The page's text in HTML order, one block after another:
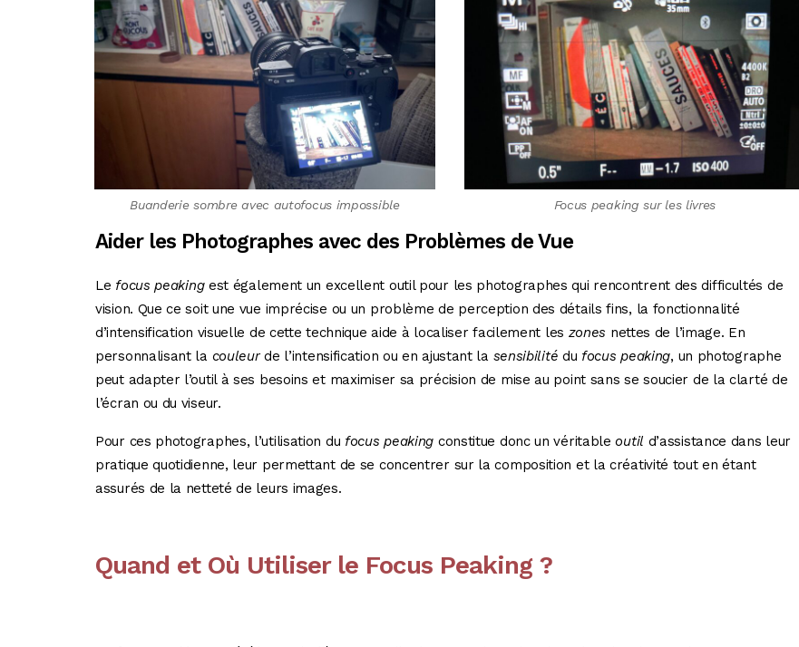
Buanderie sombre avec autofocus impossible Focus peaking sur les livres
Aider les Photographes avec des Problèmes de Vue
Le focus peakingest également un excellent outil pour les photographes qui rencontrent des difficultés de
vision. Que ce soit une vue imprécise ou un problème de perception des détails fins, la fonctionnalité
d’intensification visuelle de cette technique aide à localiser facilement les zones nettes de l’image. En
personnalisant la couleurde l’intensification ou en ajustant la sensibilité du focus peaking, un photographe
peut adapter l’outil à ses besoins et maximiser sa précision de mise au point sans se soucier de la clarté de
l’écran ou du viseur.
Pour ces photographes, l’utilisation du focus peaking constitue donc un véritableoutil d’assistance dans leur
pratique quotidienne, leur permettant de se concentrer sur la composition et la créativité tout en étant
assurés de la netteté de leurs images.
Quand et Où Utiliser le Focus Peaking ?